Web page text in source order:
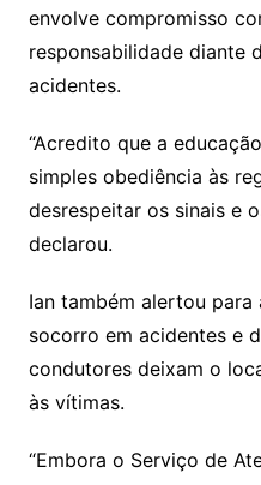
envolve compromisso
responsabilidade diante
acidentes.
“Acredito que a
simples obediência às
desrespeitar os sinais e
declarou.
Ian também alertou
socorro em acidentes e
condutores deixam o
às vítimas.
“Embora o Serviço de